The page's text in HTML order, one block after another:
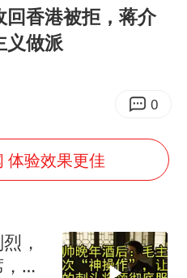
出现龙卷潜势
1枚就能让航母瘫痪 轰-6J实力有多强
兵把枪口对准中国记者
于东来直播和胖东来核心团队开会
泰国：高度重视中国游客旅游体验
无缘横滨赛决赛
香港被拒，蒋介
义做派
0
体验效果更佳
，
这